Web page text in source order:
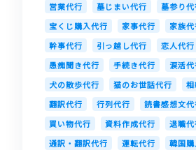
営業代行
墓じまい代行
墓参り代
宝くじ購入代行
家事代行 家族代
幹事代行
引っ越し代行 恋人代行
愚痴聞き代行
手続き代行
涙活
犬の散歩代行
猫のお世話代行
翻訳代行
行列代行 読書感想文代
買い物代行
資料作成代行
退職代
通訳・翻訳代行
運転代行 韓国